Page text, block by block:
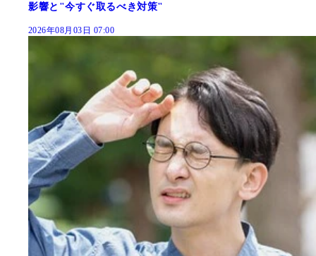
影響と"今すぐ取るべき対策"
2026年08月03日 07:00